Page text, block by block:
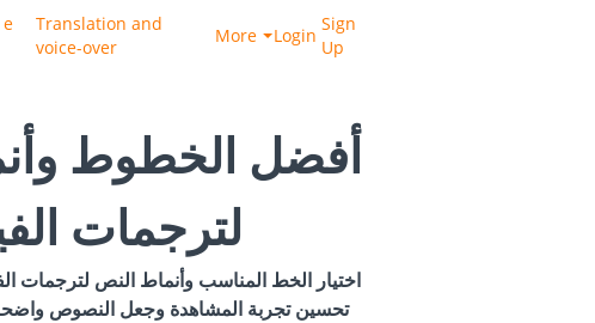
Translation and
voice-over
More Login
Sign
Up
أفضل الخطوط
لترجمات
اختيار الخط المناسب وأنماط النص لترجمات
تحسين تجربة المشاهدة وجعل النصوص